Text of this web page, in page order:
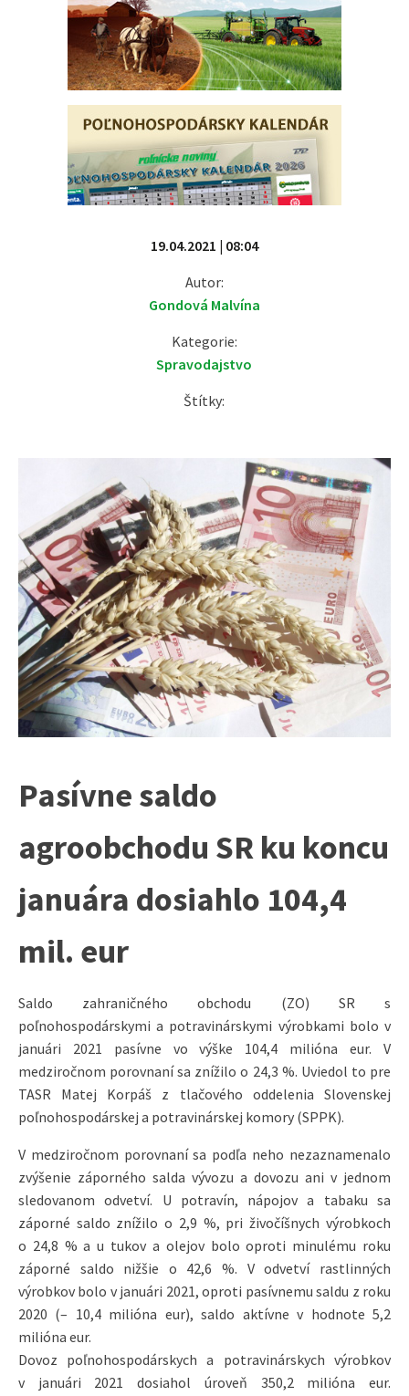
19.04.2021 | 08:04
Autor:
Gondová Malvína
Kategorie:
Spravodajstvo
Štítky:
Pasívne saldo
agroobchodu SR ku koncu
januára dosiahlo 104,4
mil. eur
Saldo zahraničného obchodu (ZO) SR s
poľnohospodárskymi a potravinárskymi výrobkami bolo v
januári 2021 pasívne vo výške 104,4 milióna eur. V
medziročnom porovnaní sa znížilo o 24,3 %. Uviedol to pre
TASR Matej Korpáš z tlačového oddelenia Slovenskej
poľnohospodárskej a potravinárskej komory (SPPK).
V medziročnom porovnaní sa podľa neho nezaznamenalo
zvýšenie záporného salda vývozu a dovozu ani v jednom
sledovanom odvetví. U potravín, nápojov a tabaku sa
záporné saldo znížilo o 2,9 %, pri živočíšnych výrobkoch
o 24,8 % a u tukov a olejov bolo oproti minulému roku
záporné saldo nižšie o 42,6 %. V odvetví rastlinných
výrobkov bolo v januári 2021, oproti pasívnemu saldu z roku
2020 (– 10,4 milióna eur), saldo aktívne v hodnote 5,2
milióna eur.
Dovoz poľnohospodárskych a potravinárskych výrobkov
v januári 2021 dosiahol úroveň 350,2 milióna eur.